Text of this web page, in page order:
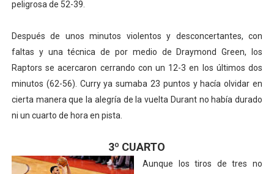
peligrosa de 52-39.
Después de unos minutos violentos y desconcertantes, con
faltas y una técnica de por medio de Draymond Green, los
Raptors se acercaron cerrando con un 12-3 en los últimos dos
minutos (62-56). Curry ya sumaba 23 puntos y hacía olvidar en
cierta manera que la alegría de la vuelta Durant no había durado
ni un cuarto de hora en pista.
3º CUARTO
Aunque los tiros de tres no